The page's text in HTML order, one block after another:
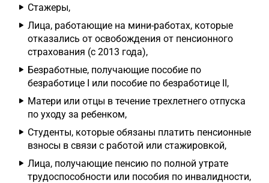
Стажеры,
Лица, работающие на мини-работах, которые
отказались от освобождения от пенсионного
страхования (с 2013 года),
Безработные, получающие пособие по
безработице I или пособие по безработице II,
Матери или отцы в течение трехлетнего отпуска
по уходу за ребенком,
Студенты, которые обязаны платить пенсионные
взносы в связи с работой или стажировкой,
Лица, получающие пенсию по полной утрате
трудоспособности или пособия по инвалидности,